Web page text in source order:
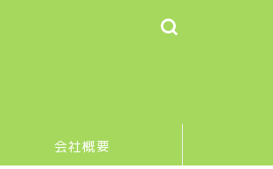
会社概要